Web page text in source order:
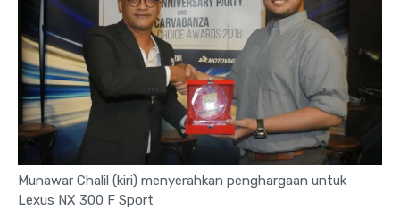
Munawar Chalil (kiri) menyerahkan penghargaan untuk
Lexus NX 300 F Sport